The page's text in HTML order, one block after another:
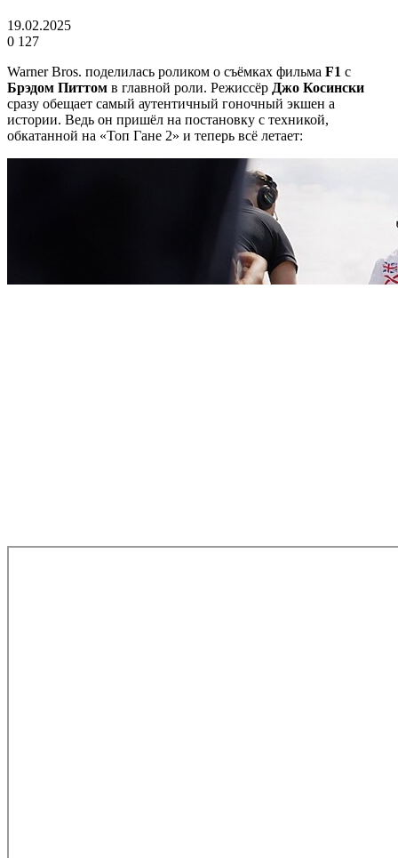
19.02.2025
0 127
Warner Bros. поделилась роликом о съёмках фильма F1 c
Брэдом Питтом в главной роли. Режиссёр Джо Косински
сразу обещает самый аутентичный гоночный экшен а
истории. Ведь он пришёл на постановку с техникой,
обкатанной на «Топ Гане 2» и теперь всё летает: